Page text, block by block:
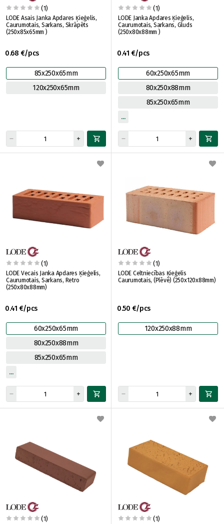
(1)
LODE Asais Janka Apdares Ķieģelis,
Caurumotais, Sarkans, Skrāpēts
(250x85x65mm )
0.68 €/pcs
85x250x65mm
120x250x65mm
(1)
LODE Janka Apdares Ķieģelis,
Caurumotais, Sarkans, Gluds
(250x80x88mm )
0.41 €/pcs
60x250x65mm
80x250x88mm
85x250x65mm
(1)
LODE Vecais Janka Apdares Ķieģelis,
Caurumotais, Sarkans, Retro
(250x80x88mm)
0.41 €/pcs
60x250x65mm
80x250x88mm
85x250x65mm
(1)
LODE Celtniecības Ķieģelis
Caurumotais, (Plēvē) (250x120x88mm)
0.50 €/pcs
120x250x88mm
(1) (1)